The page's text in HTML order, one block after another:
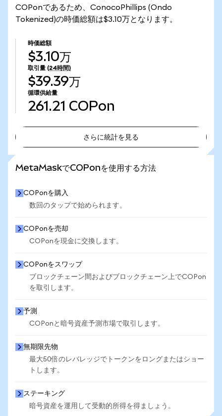
COPonであるため、ConocoPhillips (Ondo
Tokenized)の時価総額は$3.10万となります。
時価総額
$3.10万
取引量 (24時間)
$39.39万
循環供給量
261.21 COPon
さらに統計を見る
MetaMaskでCOPonを使用する方法
COPonを購入
数回のタップで始められます。
COPonを売却
COPonを現金に交換します。
COPonをスワップ
ブロックチェーン間およびブロックチェーン上でCOPon
を取引します。
予測
COPonと暗号資産予測市場で取引します。
無期限先物
最大50倍のレバレッジでトークンをロングまたはショー
トします。
ステーキング
暗号資産を運用して受動的所得を得ましょう。